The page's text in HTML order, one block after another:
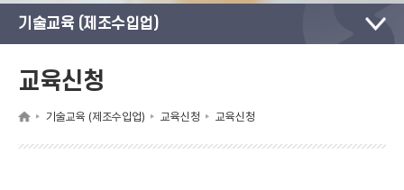
기술교육 (제조수입업)
교육신청
기술교육 (제조수입업) 교육신청 교육신청